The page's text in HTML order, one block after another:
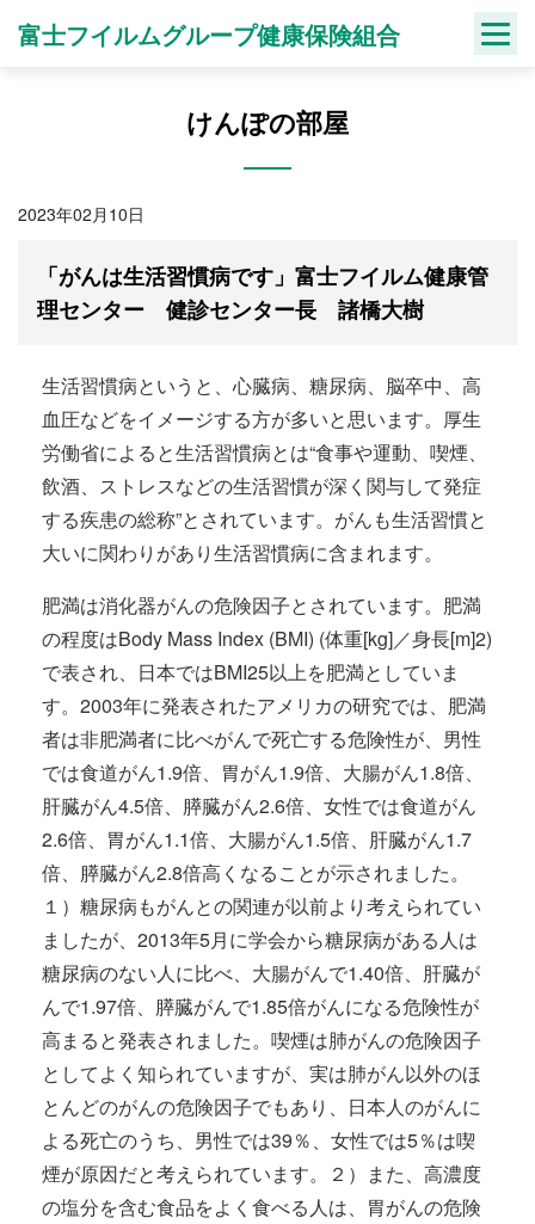
富士フイルムグループ健康保険組合
けんぽの部屋
2023年02月10日
「がんは生活習慣病です」富士フイルム健康管
理センター 健診センター長 諸橋大樹
生活習慣病というと、心臓病、糖尿病、脳卒中、高
血圧などをイメージする方が多いと思います。厚生
労働省によると生活習慣病とは“食事や運動、喫煙、
飲酒、ストレスなどの生活習慣が深く関与して発症
する疾患の総称”とされています。がんも生活習慣と
大いに関わりがあり生活習慣病に含まれます。
肥満は消化器がんの危険因子とされています。肥満
の程度はBody Mass Index (BMI) (体重[kg]／身長[m]2)
で表され、日本ではBMI25以上を肥満としていま
す。2003年に発表されたアメリカの研究では、肥満
者は非肥満者に比べがんで死亡する危険性が、男性
では食道がん1.9倍、胃がん1.9倍、大腸がん1.8倍、
肝臓がん4.5倍、膵臓がん2.6倍、女性では食道がん
2.6倍、胃がん1.1倍、大腸がん1.5倍、肝臓がん1.7
倍、膵臓がん2.8倍高くなることが示されました。
１）糖尿病もがんとの関連が以前より考えられてい
ましたが、2013年5月に学会から糖尿病がある人は
糖尿病のない人に比べ、大腸がんで1.40倍、肝臓が
んで1.97倍、膵臓がんで1.85倍がんになる危険性が
高まると発表されました。喫煙は肺がんの危険因子
としてよく知られていますが、実は肺がん以外のほ
とんどのがんの危険因子でもあり、日本人のがんに
よる死亡のうち、男性では39％、女性では5％は喫
煙が原因だと考えられています。２）また、高濃度
の塩分を含む食品をよく食べる人は、胃がんの危険